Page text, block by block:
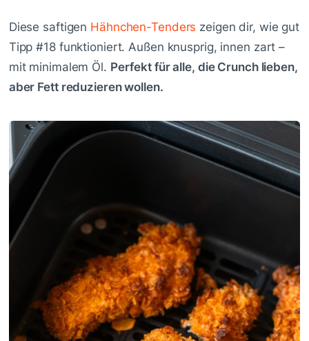
Diese saftigen Hähnchen-Tenders zeigen dir, wie gut
Tipp #18 funktioniert. Außen knusprig, innen zart –
mit minimalem Öl. Perfekt für alle, die Crunch lieben,
aber Fett reduzieren wollen.